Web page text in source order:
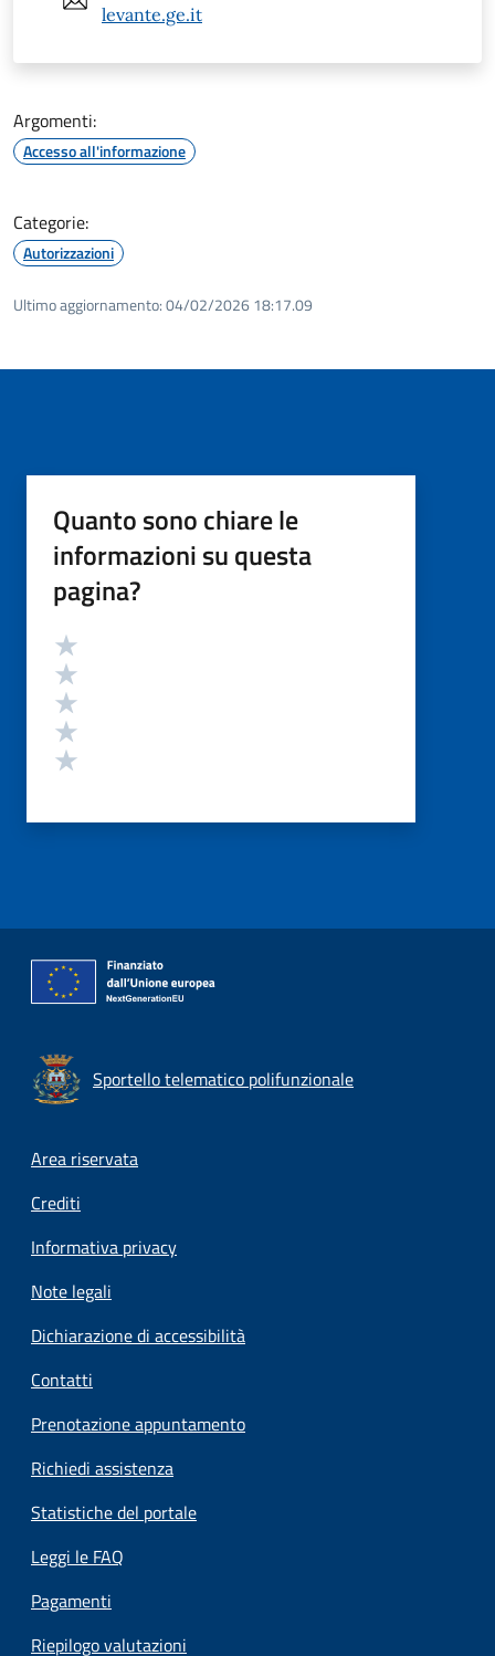
levante.ge.it
Argomenti:
Accesso all'informazione
Categorie:
Autorizzazioni
Ultimo aggiornamento:04/02/2026 18:17.09
Quanto sono chiare le
informazioni su questa
pagina?
Valutazione
Sportello telematico polifunzionale
Footer menu
Area riservata
Crediti
Informativa privacy
Note legali
Dichiarazione di accessibilità
Contatti
Prenotazione appuntamento
Richiedi assistenza
Statistiche del portale
Leggi le FAQ
Pagamenti
Riepilogo valutazioni